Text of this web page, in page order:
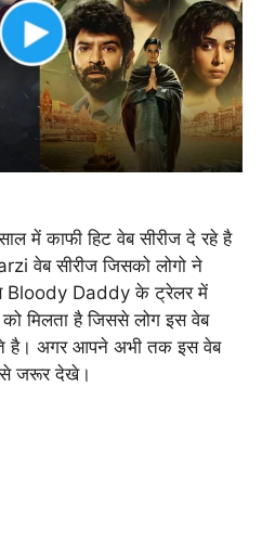
में काफी हिट वेब सीरीज दे रहे है
वेब सीरीज जिसको लोगो ने
Bloody Daddy के ट्रेलर में
मिलता है जिससे लोग इस वेब
है। अगर आपने अभी तक इस वेब
जरूर देखे।